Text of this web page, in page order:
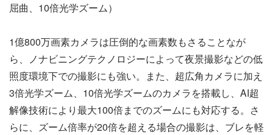
屈曲、10倍光学ズーム）
1億800万画素カメラは圧倒的な画素数もさることなが
ら、ノナビニングテクノロジーによって夜景撮影などの低
照度環境下での撮影にも強い。また、超広角カメラに加え
3倍光学ズーム、10倍光学ズームのカメラを搭載し、AI超
解像技術により最大100倍までのズームにも対応する。さ
らに、ズーム倍率が20倍を超える場合の撮影は、ブレを軽